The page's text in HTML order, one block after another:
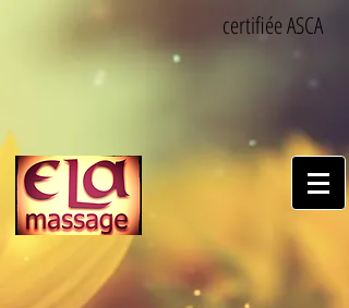
certifiée ASCA